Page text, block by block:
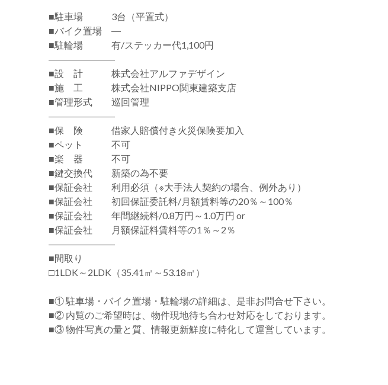
■駐車場 3台（平置式）
■バイク置場 ―
■駐輪場 有/ステッカー代1,100円
―――――――
■設 計 株式会社アルファデザイン
■施 工 株式会社NIPPO関東建築支店
■管理形式 巡回管理
―――――――
■保 険 借家人賠償付き火災保険要加入
■ペット 不可
■楽 器 不可
■鍵交換代 新築の為不要
■保証会社 利用必須（※大手法人契約の場合、例外あり）
■保証会社 初回保証委託料/月額賃料等の20％～100％
■保証会社 年間継続料/0.8万円～1.0万円 or
■保証会社 月額保証料賃料等の1％～2％
―――――――
■間取り
□1LDK～2LDK（35.41㎡～53.18㎡）
■① 駐車場・バイク置場・駐輪場の詳細は、是非お問合せ下さい。
■② 内覧のご希望時は、物件現地待ち合わせ対応をしております。
■③ 物件写真の量と質、情報更新鮮度に特化して運営しています。